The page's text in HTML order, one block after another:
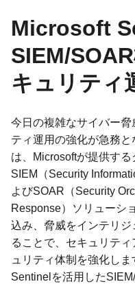
Microsoft
SIEM/
キュリティ
今日の複雑なサイバー
ティ運用の強化が急務
は、Microsoftが提供す
SIEM（Security
よびSOAR（Security
Response）ソリューシ
込み、脅威をインテリ
ることで、セキュリテ
ュリティ体制を強化し
Sentinelを活用した